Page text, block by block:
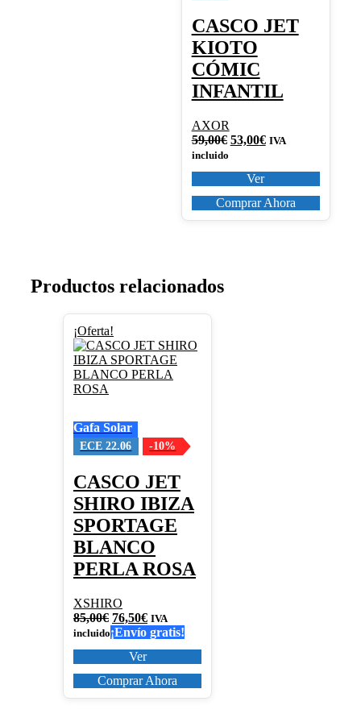
CASCO JET
KIOTO
CÓMIC
INFANTIL
AXOR
59,00€ El
era:
59,00€.
53,00€El
es:
53,00€.
IVA
incluido
Ver
elegir
en
la
página
de
producto
Comprar Ahora
Productos relacionados
¡Oferta!
Gafa Solar
ECE 22.06 -10%
CASCO JET
SHIRO IBIZA
SPORTAGE
BLANCO
PERLA ROSA
XSHIRO
85,00€ El
precio
era:
85,00€.
76,50€El
precio
es:
76,50€.
IVA
incluido¡Envío gratis!
Ver
Este
producto
tiene
múltiples
variantes.
se
pueden
en
la
página
de
producto
Comprar Ahora